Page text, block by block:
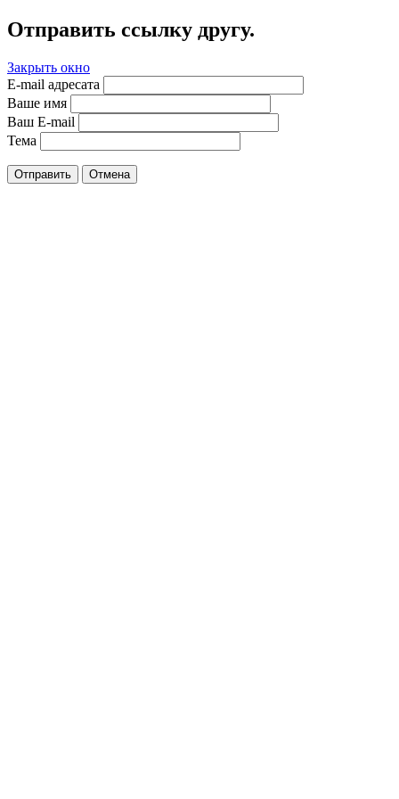
Отправить ссылку другу.
Закрыть окно
E-mail адресата
Ваше имя
Ваш E-mail
Тема
Отправить Отмена